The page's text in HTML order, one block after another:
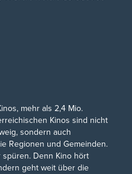
mehr als 2,4 Mio.
Kinos sind nicht
sondern auch
Regionen und Gemeinden.
Denn Kino hört
geht weit über die